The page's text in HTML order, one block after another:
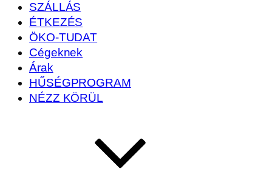
SZÁLLÁS
ÉTKEZÉS
ÖKO-TUDAT
Cégeknek
Árak
HŰSÉGPROGRAM
NÉZZ KÖRÜL